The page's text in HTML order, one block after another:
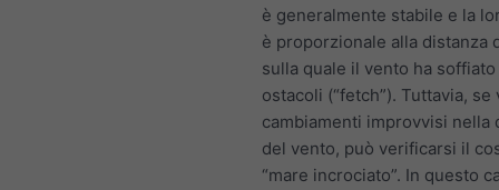
è generalmente stabile e la
è proporzionale alla distanza
sulla quale il vento ha
ostacoli (“fetch”). Tuttavia, se
cambiamenti improvvisi nella
del vento, può verificarsi il
“mare incrociato”. In questo